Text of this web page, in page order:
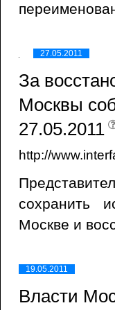
27.05.2011
За
Москвы
27.05.2011
http://
сохранить
Москве и
19.05.2011
Власти